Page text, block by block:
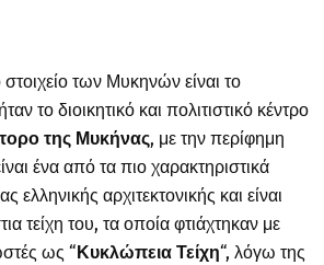
των Μυκηνών είναι το
το διοικητικό και πολιτιστικό κέντρο
της Μυκήνας, με την περίφημη
ένα από τα πιο χαρακτηριστικά
ελληνικής αρχιτεκτονικής και είναι
τείχη του, τα οποία φτιάχτηκαν με
ως “Κυκλώπεια Τείχη“, λόγω της